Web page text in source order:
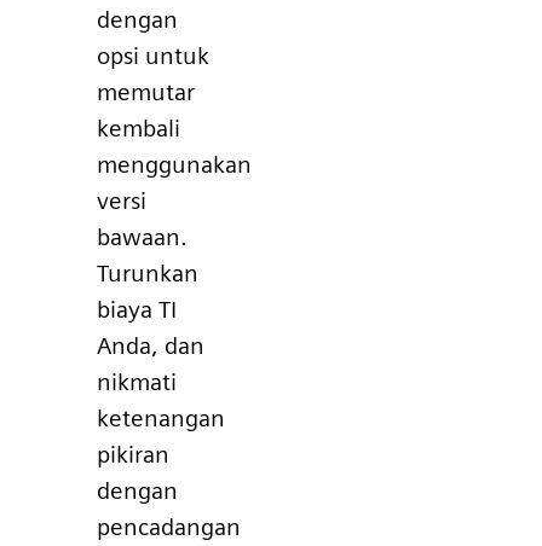
dengan
opsi untuk
memutar
kembali
menggunakan
versi
bawaan.
Turunkan
biaya TI
Anda, dan
nikmati
ketenangan
pikiran
dengan
pencadangan